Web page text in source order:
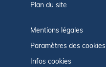
Plan du site
Mentions légales
Paramètres des cookies
Infos cookies